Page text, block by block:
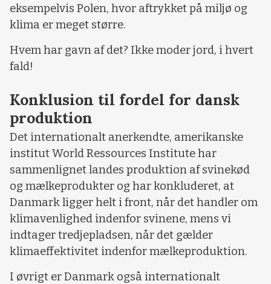
eksempelvis Polen, hvor aftrykket på miljø og
klima er meget større.
Hvem har gavn af det? Ikke moder jord, i hvert
fald!
Konklusion til fordel for dansk
produktion
Det internationalt anerkendte, amerikanske
institut World Ressources Institute har
sammenlignet landes produktion af svinekød
og mælkeprodukter og har konkluderet, at
Danmark ligger helt i front, når det handler om
klimavenlighed indenfor svinene, mens vi
indtager tredjepladsen, når det gælder
klimaeffektivitet indenfor mælkeproduktion.
I øvrigt er Danmark også internationalt